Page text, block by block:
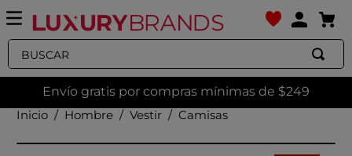
Buscar
Envío gratis por compras mínimas de $249
Hombre
Vestir Camisas